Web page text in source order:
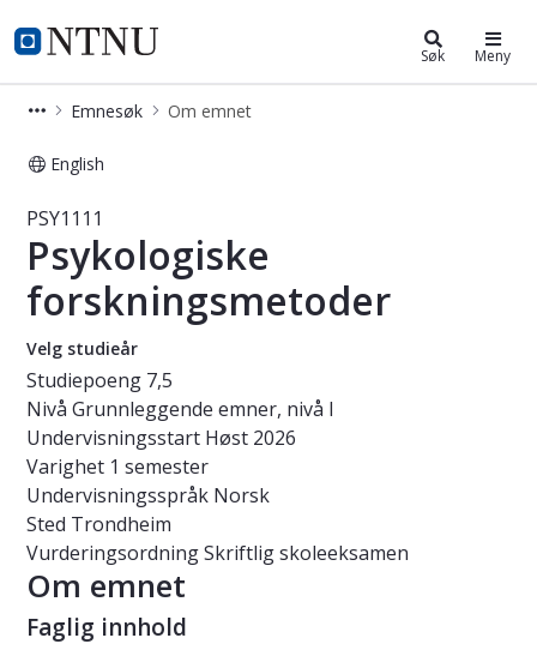
NTNU Hjemmeside
Studier Søk Meny
Emnesøk Om emnet
English
Emne - Psykologiske
PSY1111
Psykologiske
forskningsmetoder
Velg studieår
Studiepoeng 7,5
Nivå Grunnleggende emner, nivå I
Undervisningsstart Høst 2026
Varighet 1 semester
Undervisningsspråk Norsk
Sted Trondheim
VurderingsordningSkriftlig skoleeksamen
Om emnet
Faglig innhold